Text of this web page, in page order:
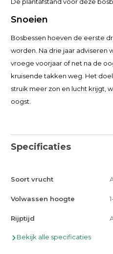
Snoeien
Bosbessen hoeven de eerste
worden. Na drie jaar adviseren
vroege voorjaar of net na de
kruisende takken weg. Het
struik meer zon en lucht krijgt,
oogst.
Specificaties
Soort vrucht
Volwassen hoogte
Rijptijd
Bekijk alle specificaties